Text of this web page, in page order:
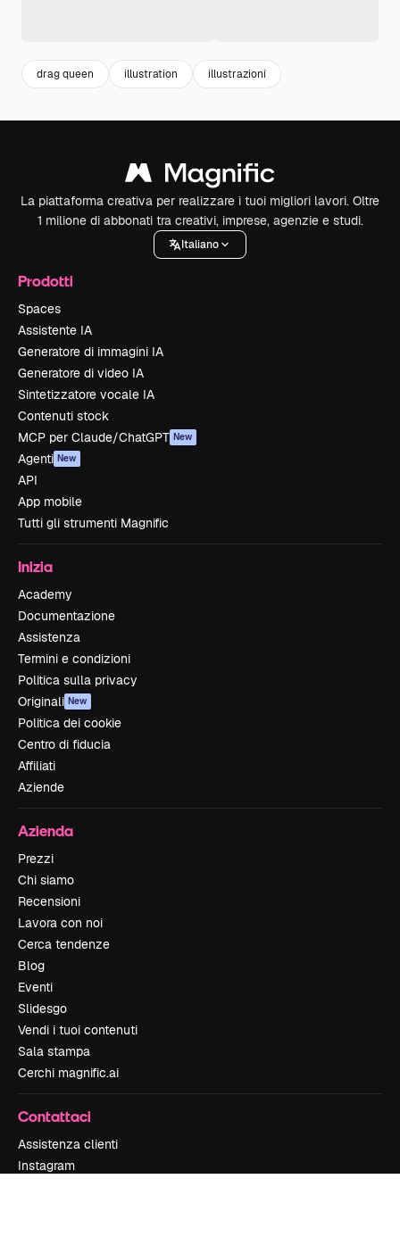
drag queen illustration illustrazioni
La piattaforma creativa per realizzare i tuoi migliori lavori. Oltre
1 milione di abbonati tra creativi, imprese, agenzie e studi.
Italiano
Prodotti
Spaces
Assistente IA
Generatore di immagini IA
Generatore di video IA
Sintetizzatore vocale IA
Contenuti stock
MCP per Claude/ChatGPT New
Agenti New
API
App mobile
Tutti gli strumenti Magnific
Inizia
Academy
Documentazione
Assistenza
Termini e condizioni
Politica sulla privacy
Originali New
Politica dei cookie
Centro di fiducia
Affiliati
Aziende
Azienda
Prezzi
Chi siamo
Recensioni
Lavora con noi
Cerca tendenze
Blog
Eventi
Slidesgo
Vendi i tuoi contenuti
Sala stampa
Cerchi magnific.ai
Contattaci
Assistenza clienti
Instagram